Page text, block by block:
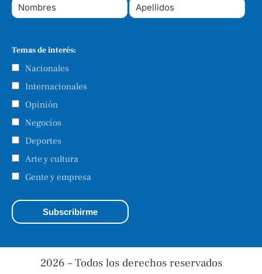
Temas de interés:
Nacionales
Internacionales
Opinión
Negocios
Deportes
Arte y cultura
Gente y empresa
2026 – Todos los derechos reservados